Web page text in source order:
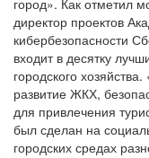
город». Как отметил
директор проектов
кибербезопасности
входит в десятку
городского
развитие ЖКХ,
для привлечения
был сделан на
городских средах